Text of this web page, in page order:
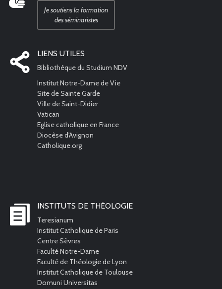
Je soutiens la formation
des séminaristes
LIENS UTILES
Bibliothèque du Studium NDV
Institut Notre-Dame de Vie
Site de Sainte Garde
Ville de Saint-Didier
Vatican
Eglise catholique en France
Diocèse d'Avignon
Catholique.org
INSTITUTS DE THÉOLOGIE
Teresianum
Institut Catholique de Paris
Centre Sèvres
Faculté Notre-Dame
Faculté de Théologie de Lyon
Institut Catholique de Toulouse
Domuni Universitas